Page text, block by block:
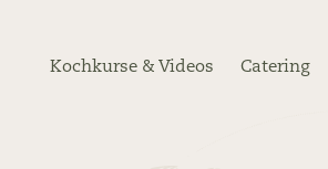
Kochkurse & Videos Catering